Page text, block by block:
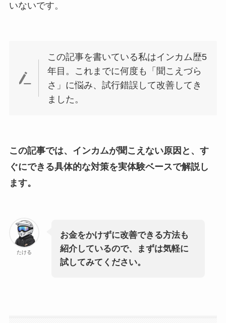
いないです。
この記事を書いている私はインカム歴5
年目。これまでに何度も「聞こえづら
さ」に悩み、試行錯誤して改善してき
ました。
この記事では、インカムが聞こえない原因と、す
ぐにできる具体的な対策を実体験ベースで解説し
ます。
たける
お金をかけずに改善できる方法も
紹介しているので、まずは気軽に
試してみてください。